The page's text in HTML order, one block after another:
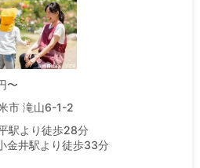
〜
市 滝山6-1-2
駅より徒歩28分
金井駅より徒歩33分